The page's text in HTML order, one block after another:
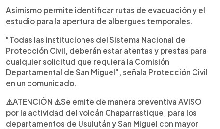
Asimismo permite identificar rutas de evacuación y el
estudio para la apertura de albergues temporales.
"Todas las instituciones del Sistema Nacional de
Protección Civil, deberán estar atentas y prestas para
cualquier solicitud que requiera la Comisión
Departamental de San Miguel", señala Protección Civil
en un comunicado.
⚠️ATENCIÓN ⚠️Se emite de manera preventiva AVISO
por la actividad del volcán Chaparrastique; para los
departamentos de Usulután y San Miguel con mayor